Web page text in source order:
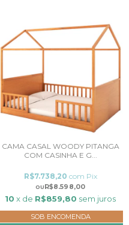
CAMA CASAL WOODY PITANGA
COM CASINHA E G...
R$8.598,00
R$7.738,20 com Pix
10 x de R$859,80 sem juros
SOB ENCOMENDA